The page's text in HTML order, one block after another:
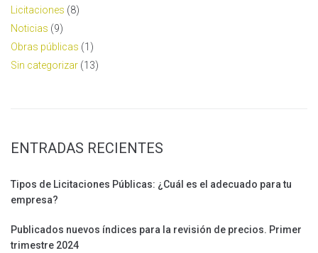
Licitaciones (8)
Noticias (9)
Obras públicas (1)
Sin categorizar (13)
ENTRADAS RECIENTES
Tipos de Licitaciones Públicas: ¿Cuál es el adecuado para tu
empresa?
Publicados nuevos índices para la revisión de precios. Primer
trimestre 2024